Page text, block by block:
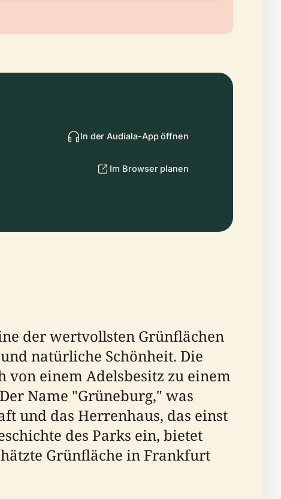
In der Audiala-App öffnen
Im Browser planen
der wertvollsten Grünflächen
natürliche Schönheit. Die
von einem Adelsbesitz zu einem
Name "Grüneburg," was
und das Herrenhaus, das einst
des Parks ein, bietet
Grünfläche in Frankfurt